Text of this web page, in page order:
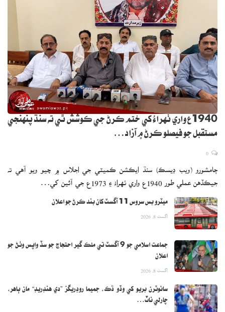
1940ع واري ٺهراءُ کي ختم ڪرڻ جي ڪوشش ٿي ته سنڌ پنهنجي
مستقبل جو فيصلو ڪرڻ ۾ آزاد…
ڄامشورو (ويب ڊيسڪ) سنڌ ايڪشن ڪميٽي جي اجلاس ۾ چيو ويو آهي ته
جيڪڏهن عملي طور 1940ع واري ٺهراءُ ۽ 1973ع جي آئين کي…
ميٽرو بس سروس 11 آگسٽ کان بند ڪرڻ جو اعلان
اگست 8, 2026
جماعت اسلامي جو 9 آگسٽ تي ملڪ گير احتجاج جو سڏ واپس وٺڻ جو
اعلان
اگست 8, 2026
سائوٿرن بريو کي وڏو ڌڪ، جميما روڊريگز ”دي هنڊريڊ“ مان ٻاهر،
چارلي ناٽ…